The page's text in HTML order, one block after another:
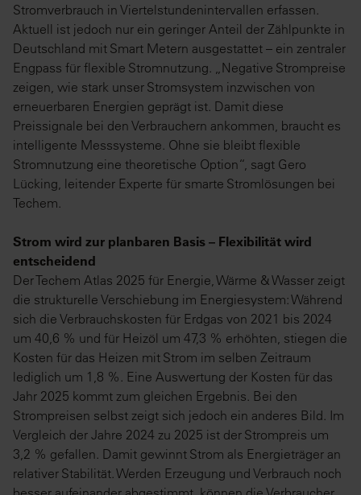
Stromverbrauch in Viertelstundenintervallen erfassen.
Aktuell ist jedoch nur ein geringer Anteil der Zählpunkte in
Deutschland mit Smart Metern ausgestattet – ein zentraler
Engpass für flexible Stromnutzung. „Negative Strompreise
zeigen, wie stark unser Stromsystem inzwischen von
erneuerbaren Energien geprägt ist. Damit diese
Preissignale bei den Verbrauchern ankommen, braucht es
intelligente Messsysteme. Ohne sie bleibt flexible
Stromnutzung eine theoretische Option“, sagt Gero
Lücking, leitender Experte für smarte Stromlösungen bei
Techem.
Strom wird zur planbaren Basis – Flexibilität wird
entscheidend
Der Techem Atlas 2025 für Energie, Wärme & Wasser zeigt
die strukturelle Verschiebung im Energiesystem: Während
sich die Verbrauchskosten für Erdgas von 2021 bis 2024
um 40,6 % und für Heizöl um 47,3 % erhöhten, stiegen die
Kosten für das Heizen mit Strom im selben Zeitraum
lediglich um 1,8 %. Eine Auswertung der Kosten für das
Jahr 2025 kommt zum gleichen Ergebnis. Bei den
Strompreisen selbst zeigt sich jedoch ein anderes Bild. Im
Vergleich der Jahre 2024 zu 2025 ist der Strompreis um
3,2 % gefallen. Damit gewinnt Strom als Energieträger an
relativer Stabilität. Werden Erzeugung und Verbrauch noch